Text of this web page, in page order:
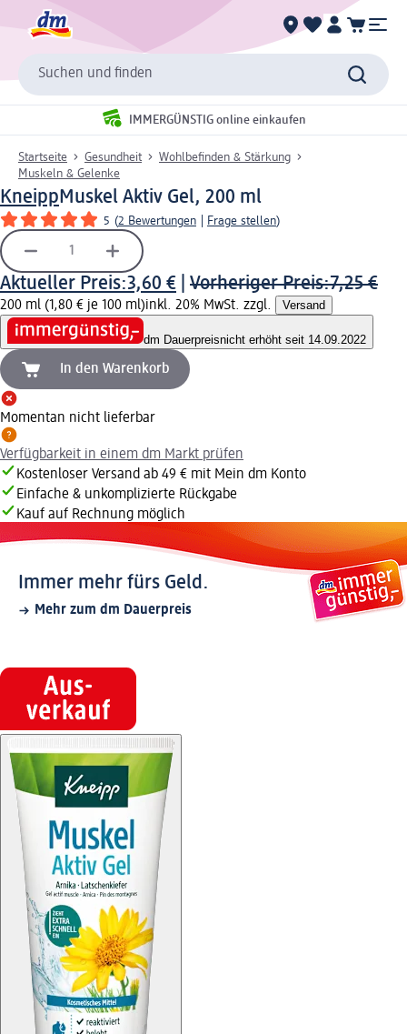
Suchen und finden
IMMERGÜNSTIG online einkaufen
Startseite Gesundheit
Wohlbefinden & Stärkung
Muskeln & Gelenke
KneippMuskel Aktiv Gel, 200 ml
5 (2 Bewertungen Frage stellen)
Aktueller Preis:3,60 € Vorheriger Preis:7,25 €
200 ml (1,80 € je 100 ml)inkl. 20% MwSt. zzgl. Versand
dm Dauerpreisnicht erhöht seit 14.09.2022
In den Warenkorb
Momentan nicht lieferbar
Verfügbarkeit in einem dm Markt prüfen
Kostenloser Versand ab 49 € mit Mein dm Konto
Einfache & unkomplizierte Rückgabe
Kauf auf Rechnung möglich
Immer mehr fürs Geld.
Mehr zum dm Dauerpreis